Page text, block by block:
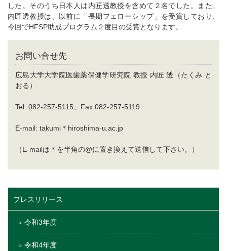
した。そのうち日本人は内匠透教授を含めて２名でした。また、
内匠透教授は、以前に「長期フェローシップ」を受賞しており、
今回でHFSP助成プログラム２度目の受賞となります。
お問い合せ先
広島大学大学院医歯薬保健学研究院 教授 内匠 透（たくみ と
おる）
Tel: 082-257-5115、Fax:082-257-5119
E-mail: takumi＊hiroshima-u.ac.jp
（E-mailは＊を半角の@に置き換えて送信して下さい。）
プレスリリース
令和3年度
令和4年度